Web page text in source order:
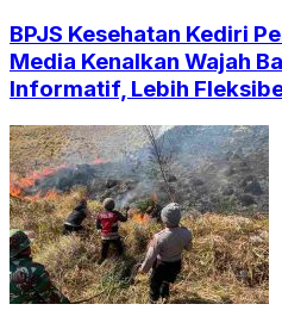
BPJS Kesehatan Kediri
Media Kenalkan Wajah
Informatif, Lebih